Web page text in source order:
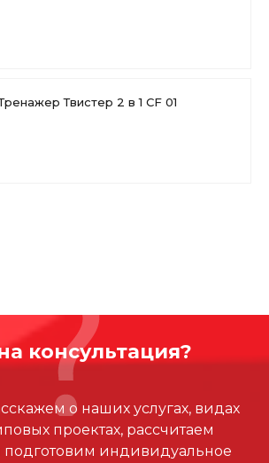
подходит для применения в
условиях, устойчиво к УФ и к
для комплектации общественных
в городе и за его пределами.
Твистер 2 в 1 CF 01
консультация?
о наших услугах, видах
проектах, рассчитаем
подготовим индивидуальное